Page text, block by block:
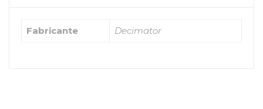
Fabricante Decimator